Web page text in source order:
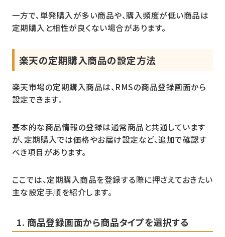
一方で、単発購入が多い商品や、購入頻度が低い商品は
定期購入と相性が良くない場合があります。
楽天の定期購入商品の設定方法
楽天市場の定期購入商品は、RMSの商品登録画面から
設定できます。
基本的な商品情報の登録は通常商品と共通しています
が、定期購入では価格やお届け設定など、追加で確認す
べき項目があります。
ここでは、定期購入商品を登録する際に押さえておきたい
主な設定手順を紹介します。
1. 商品登録画面から商品タイプを選択する